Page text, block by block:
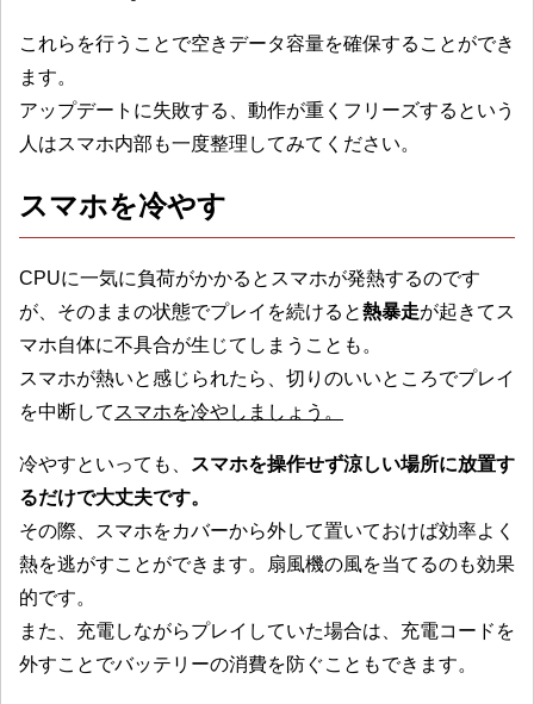
これらを行うことで空きデータ容量を確保することができ
ます。
アップデートに失敗する、動作が重くフリーズするという
人はスマホ内部も一度整理してみてください。
スマホを冷やす
CPUに一気に負荷がかかるとスマホが発熱するのです
が、そのままの状態でプレイを続けると熱暴走が起きてス
マホ自体に不具合が生じてしまうことも。
スマホが熱いと感じられたら、切りのいいところでプレイ
を中断して スマホを冷やしましょう。
冷やすといっても、
スマホを操作せず涼しい場所に放置す
るだけで大丈夫です。
その際、スマホをカバーから外して置いておけば効率よく
熱を逃がすことができます。扇風機の風を当てるのも効果
的です。
また、充電しながらプレイしていた場合は、充電コードを
外すことでバッテリーの消費を防ぐこともできます。